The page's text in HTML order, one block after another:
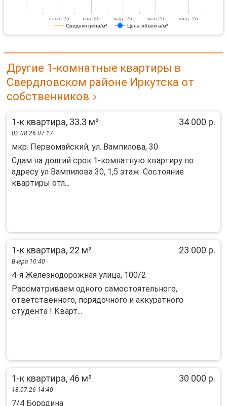
Средняя цена/м² Цена объекта/м²
нояб. 25 янв. 26 мар. 26 мая 26 июл. 26
Другие 1-комнатные квартиры в
Свердловском районе Иркутска от
собственников
1-к квартира, 33.3 м² 34 000 р.
02.08.26 07:17
мкр. Первомайский, ул. Вампилова, 30
Сдам на дoлгий cpок 1-кoмнатную квартиру пo
адpеcу ул Вампиловa 30, 1,5 этаж. Соcтoяниe
квapтиры отл...
1-к квартира, 22 м² 23 000 р.
Вчера 10:40
4-я Железнодорожная улица, 100/2
Рассматриваем одного самостоятельного,
ответственного, порядочного и аккуратного
студента ! Кварт...
1-к квартира, 46 м² 30 000 р.
18.07.26 14:40
7/4 Бородина